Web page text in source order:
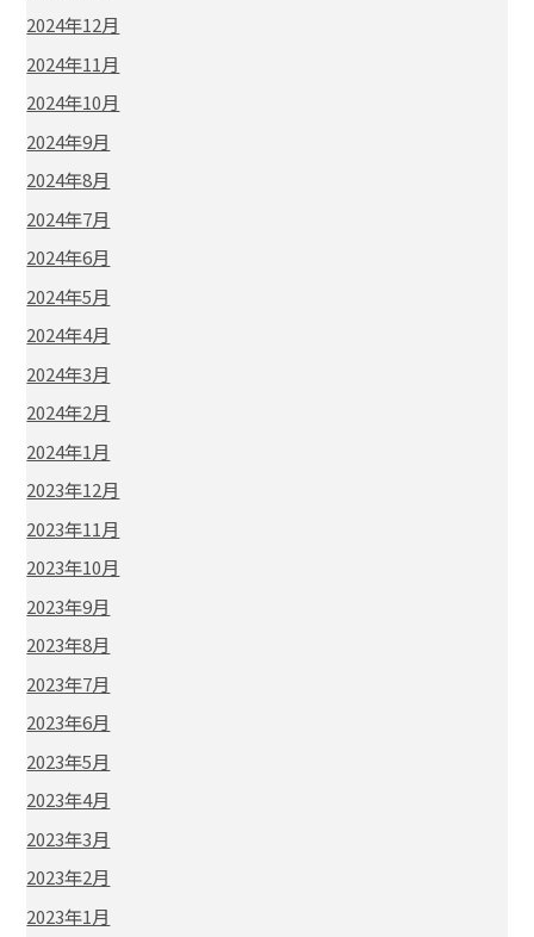
2024年12月
2024年11月
2024年10月
2024年9月
2024年8月
2024年7月
2024年6月
2024年5月
2024年4月
2024年3月
2024年2月
2024年1月
2023年12月
2023年11月
2023年10月
2023年9月
2023年8月
2023年7月
2023年6月
2023年5月
2023年4月
2023年3月
2023年2月
2023年1月